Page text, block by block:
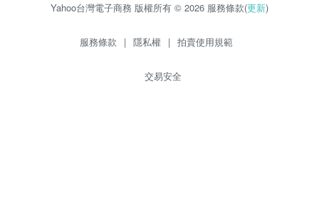
Yahoo台灣電子商務 版權所有 © 2026 服務條款(更新)
服務條款 | 隱私權 | 拍賣使用規範
交易安全